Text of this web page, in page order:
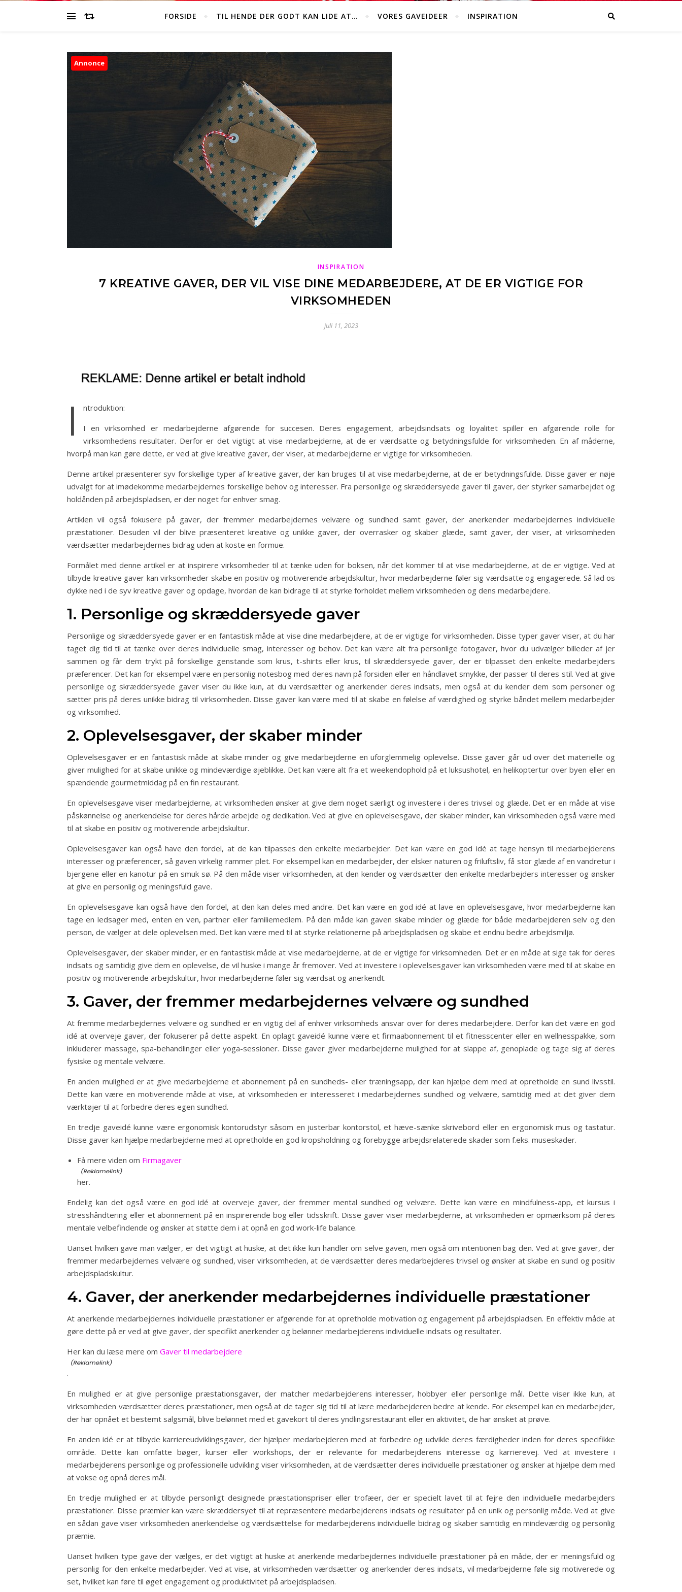
FORSIDE TIL HENDE DER GODT KAN LIDE AT… VORES GAVEIDEER INSPIRATION
Annonce
INSPIRATION
7 KREATIVE GAVER, DER VIL VISE DINE MEDARBEJDERE, AT DE ER VIGTIGE FOR
VIRKSOMHEDEN
juli 11, 2023
I
ntroduktion:
I en virksomhed er medarbejderne afgørende for succesen. Deres engagement, arbejdsindsats og loyalitet spiller en afgørende rolle for
virksomhedens resultater. Derfor er det vigtigt at vise medarbejderne, at de er værdsatte og betydningsfulde for virksomheden. En af måderne,
hvorpå man kan gøre dette, er ved at give kreative gaver, der viser, at medarbejderne er vigtige for virksomheden.
Denne artikel præsenterer syv forskellige typer af kreative gaver, der kan bruges til at vise medarbejderne, at de er betydningsfulde. Disse gaver er nøje
udvalgt for at imødekomme medarbejdernes forskellige behov og interesser. Fra personlige og skræddersyede gaver til gaver, der styrker samarbejdet og
holdånden på arbejdspladsen, er der noget for enhver smag.
Artiklen vil også fokusere på gaver, der fremmer medarbejdernes velvære og sundhed samt gaver, der anerkender medarbejdernes individuelle
præstationer. Desuden vil der blive præsenteret kreative og unikke gaver, der overrasker og skaber glæde, samt gaver, der viser, at virksomheden
værdsætter medarbejdernes bidrag uden at koste en formue.
Formålet med denne artikel er at inspirere virksomheder til at tænke uden for boksen, når det kommer til at vise medarbejderne, at de er vigtige. Ved at
tilbyde kreative gaver kan virksomheder skabe en positiv og motiverende arbejdskultur, hvor medarbejderne føler sig værdsatte og engagerede. Så lad os
dykke ned i de syv kreative gaver og opdage, hvordan de kan bidrage til at styrke forholdet mellem virksomheden og dens medarbejdere.
1. Personlige og skræddersyede gaver
Personlige og skræddersyede gaver er en fantastisk måde at vise dine medarbejdere, at de er vigtige for virksomheden. Disse typer gaver viser, at du har
taget dig tid til at tænke over deres individuelle smag, interesser og behov. Det kan være alt fra personlige fotogaver, hvor du udvælger billeder af jer
sammen og får dem trykt på forskellige genstande som krus, t-shirts eller krus, til skræddersyede gaver, der er tilpasset den enkelte medarbejders
præferencer. Det kan for eksempel være en personlig notesbog med deres navn på forsiden eller en håndlavet smykke, der passer til deres stil. Ved at give
personlige og skræddersyede gaver viser du ikke kun, at du værdsætter og anerkender deres indsats, men også at du kender dem som personer og
sætter pris på deres unikke bidrag til virksomheden. Disse gaver kan være med til at skabe en følelse af værdighed og styrke båndet mellem medarbejder
og virksomhed.
2. Oplevelsesgaver, der skaber minder
Oplevelsesgaver er en fantastisk måde at skabe minder og give medarbejderne en uforglemmelig oplevelse. Disse gaver går ud over det materielle og
giver mulighed for at skabe unikke og mindeværdige øjeblikke. Det kan være alt fra et weekendophold på et luksushotel, en helikoptertur over byen eller en
spændende gourmetmiddag på en fin restaurant.
En oplevelsesgave viser medarbejderne, at virksomheden ønsker at give dem noget særligt og investere i deres trivsel og glæde. Det er en måde at vise
påskønnelse og anerkendelse for deres hårde arbejde og dedikation. Ved at give en oplevelsesgave, der skaber minder, kan virksomheden også være med
til at skabe en positiv og motiverende arbejdskultur.
Oplevelsesgaver kan også have den fordel, at de kan tilpasses den enkelte medarbejder. Det kan være en god idé at tage hensyn til medarbejderens
interesser og præferencer, så gaven virkelig rammer plet. For eksempel kan en medarbejder, der elsker naturen og friluftsliv, få stor glæde af en vandretur i
bjergene eller en kanotur på en smuk sø. På den måde viser virksomheden, at den kender og værdsætter den enkelte medarbejders interesser og ønsker
at give en personlig og meningsfuld gave.
En oplevelsesgave kan også have den fordel, at den kan deles med andre. Det kan være en god idé at lave en oplevelsesgave, hvor medarbejderne kan
tage en ledsager med, enten en ven, partner eller familiemedlem. På den måde kan gaven skabe minder og glæde for både medarbejderen selv og den
person, de vælger at dele oplevelsen med. Det kan være med til at styrke relationerne på arbejdspladsen og skabe et endnu bedre arbejdsmiljø.
Oplevelsesgaver, der skaber minder, er en fantastisk måde at vise medarbejderne, at de er vigtige for virksomheden. Det er en måde at sige tak for deres
indsats og samtidig give dem en oplevelse, de vil huske i mange år fremover. Ved at investere i oplevelsesgaver kan virksomheden være med til at skabe en
positiv og motiverende arbejdskultur, hvor medarbejderne føler sig værdsat og anerkendt.
3. Gaver, der fremmer medarbejdernes velvære og sundhed
At fremme medarbejdernes velvære og sundhed er en vigtig del af enhver virksomheds ansvar over for deres medarbejdere. Derfor kan det være en god
idé at overveje gaver, der fokuserer på dette aspekt. En oplagt gaveidé kunne være et firmaabonnement til et fitnesscenter eller en wellnesspakke, som
inkluderer massage, spa-behandlinger eller yoga-sessioner. Disse gaver giver medarbejderne mulighed for at slappe af, genoplade og tage sig af deres
fysiske og mentale velvære.
En anden mulighed er at give medarbejderne et abonnement på en sundheds- eller træningsapp, der kan hjælpe dem med at opretholde en sund livsstil.
Dette kan være en motiverende måde at vise, at virksomheden er interesseret i medarbejdernes sundhed og velvære, samtidig med at det giver dem
værktøjer til at forbedre deres egen sundhed.
En tredje gaveidé kunne være ergonomisk kontorudstyr såsom en justerbar kontorstol, et hæve-sænke skrivebord eller en ergonomisk mus og tastatur.
Disse gaver kan hjælpe medarbejderne med at opretholde en god kropsholdning og forebygge arbejdsrelaterede skader som f.eks. museskader.
Få mere viden om Firmagaver
her.
Endelig kan det også være en god idé at overveje gaver, der fremmer mental sundhed og velvære. Dette kan være en mindfulness-app, et kursus i
stresshåndtering eller et abonnement på en inspirerende bog eller tidsskrift. Disse gaver viser medarbejderne, at virksomheden er opmærksom på deres
mentale velbefindende og ønsker at støtte dem i at opnå en god work-life balance.
Uanset hvilken gave man vælger, er det vigtigt at huske, at det ikke kun handler om selve gaven, men også om intentionen bag den. Ved at give gaver, der
fremmer medarbejdernes velvære og sundhed, viser virksomheden, at de værdsætter deres medarbejderes trivsel og ønsker at skabe en sund og positiv
arbejdspladskultur.
4. Gaver, der anerkender medarbejdernes individuelle præstationer
At anerkende medarbejdernes individuelle præstationer er afgørende for at opretholde motivation og engagement på arbejdspladsen. En effektiv måde at
gøre dette på er ved at give gaver, der specifikt anerkender og belønner medarbejderens individuelle indsats og resultater.
Her kan du læse mere om Gaver til medarbejdere
.
En mulighed er at give personlige præstationsgaver, der matcher medarbejderens interesser, hobbyer eller personlige mål. Dette viser ikke kun, at
virksomheden værdsætter deres præstationer, men også at de tager sig tid til at lære medarbejderen bedre at kende. For eksempel kan en medarbejder,
der har opnået et bestemt salgsmål, blive belønnet med et gavekort til deres yndlingsrestaurant eller en aktivitet, de har ønsket at prøve.
En anden idé er at tilbyde karriereudviklingsgaver, der hjælper medarbejderen med at forbedre og udvikle deres færdigheder inden for deres specifikke
område. Dette kan omfatte bøger, kurser eller workshops, der er relevante for medarbejderens interesse og karrierevej. Ved at investere i
medarbejderens personlige og professionelle udvikling viser virksomheden, at de værdsætter deres individuelle præstationer og ønsker at hjælpe dem med
at vokse og opnå deres mål.
En tredje mulighed er at tilbyde personligt designede præstationspriser eller trofæer, der er specielt lavet til at fejre den individuelle medarbejders
præstationer. Disse præmier kan være skræddersyet til at repræsentere medarbejderens indsats og resultater på en unik og personlig måde. Ved at give
en sådan gave viser virksomheden anerkendelse og værdsættelse for medarbejderens individuelle bidrag og skaber samtidig en mindeværdig og personlig
præmie.
Uanset hvilken type gave der vælges, er det vigtigt at huske at anerkende medarbejdernes individuelle præstationer på en måde, der er meningsfuld og
personlig for den enkelte medarbejder. Ved at vise, at virksomheden værdsætter og anerkender deres indsats, vil medarbejderne føle sig motiverede og
set, hvilket kan føre til øget engagement og produktivitet på arbejdspladsen.